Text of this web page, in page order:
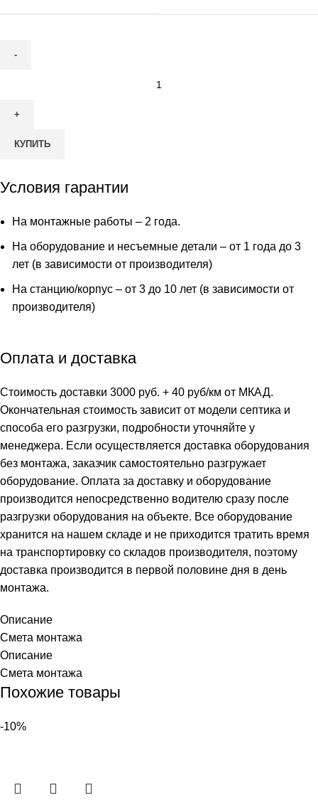
Септик
КУПИТЬ
Условия гарантии
На монтажные работы – 2 года.
На оборудование и несъемные детали – от 1 года до 3
лет (в зависимости от производителя)
На станцию/корпус – от 3 до 10 лет (в зависимости от
производителя)
Оплата и доставка
Стоимость доставки 3000 руб. + 40 руб/км от МКАД.
Окончательная стоимость зависит от модели септика и
способа его разгрузки, подробности уточняйте у
менеджера. Если осуществляется доставка оборудования
без монтажа, заказчик самостоятельно разгружает
оборудование. Оплата за доставку и оборудование
производится непосредственно водителю сразу после
разгрузки оборудования на объекте. Все оборудование
хранится на нашем складе и не приходится тратить время
на транспортировку со складов производителя, поэтому
доставка производится в первой половине дня в день
монтажа.
Описание
Смета монтажа
Описание
Смета монтажа
Похожие товары
-10%